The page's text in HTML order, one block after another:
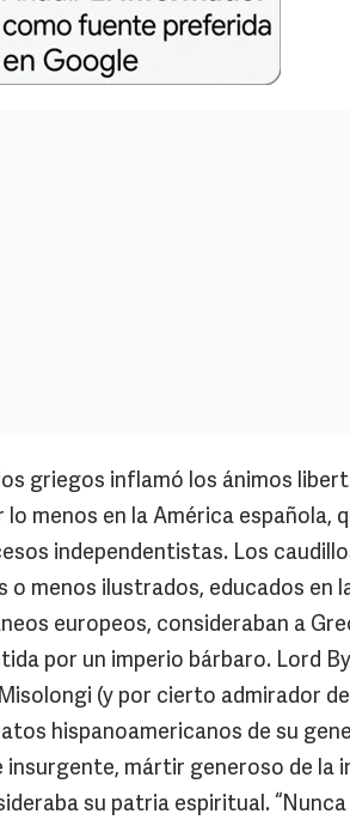
griegos inflamó los ánimos
menos en la América española,
independentistas. Los
o menos ilustrados, educados en
europeos, consideraban a
por un imperio bárbaro. Lord
(y por cierto admirador de
hispanoamericanos de su
mártir generoso de la
su patria espiritual.